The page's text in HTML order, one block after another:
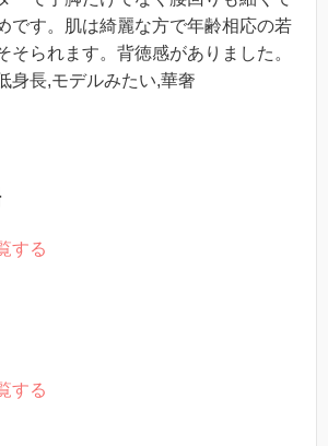
です。肌は綺麗な方で年齢相応の若
そられます。背徳感がありました。
身長,モデルみたい,華奢
する
する